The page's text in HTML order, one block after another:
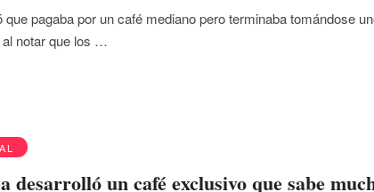
que pagaba por un café mediano pero terminaba tomándose
notar que los …
desarrolló un café exclusivo que sabe